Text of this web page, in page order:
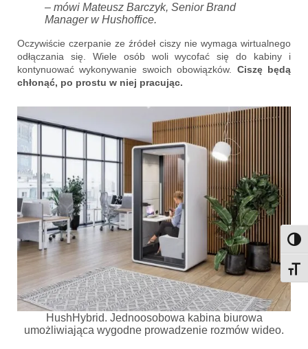
– mówi Mateusz Barczyk, Senior Brand
Manager w Hushoffice.
Oczywiście czerpanie ze źródeł ciszy nie wymaga wirtualnego
odłączania się. Wiele osób woli wycofać się do kabiny i
kontynuować wykonywanie swoich obowiązków.
Ciszę będą
chłonąć, po prostu w niej pracując.
HushHybrid. Jednoosobowa kabina biurowa
umożliwiająca wygodne prowadzenie rozmów wideo.